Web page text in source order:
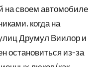
на своем автомобиле
когда на
Друмул Виилор и
остановиться из-за